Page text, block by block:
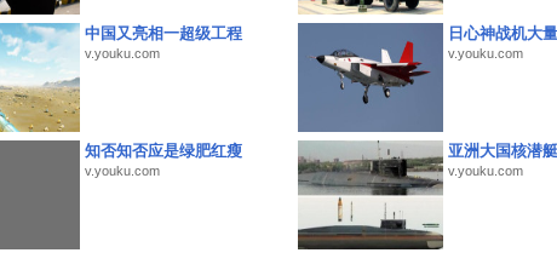
中国又亮相一超级工程
v.youku.com
日心神战机大
v.youku.com
知否知否应是绿肥红瘦
v.youku.com
亚洲大国核潜
v.youku.com